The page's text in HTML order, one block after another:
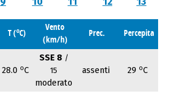
T (oC)
Vento
(km/h)
Prec. Percepita
28.0 oC
SSE 8 /
15
moderato
assenti 29 oC